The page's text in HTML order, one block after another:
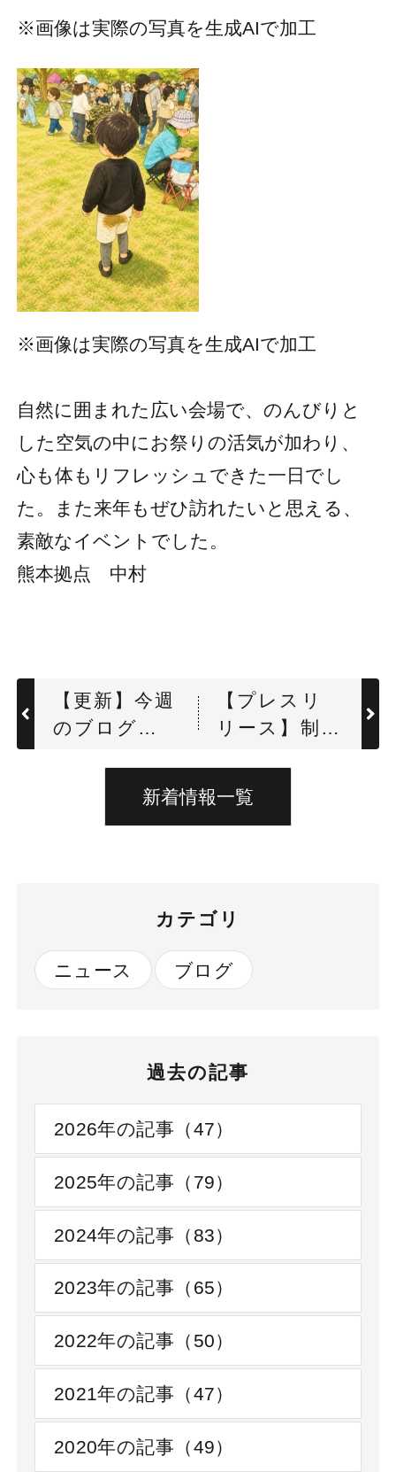
※画像は実際の写真を生成AIで加工
※画像は実際の写真を生成AIで加工
自然に囲まれた広い会場で、のんびりと
した空気の中にお祭りの活気が加わり、
心も体もリフレッシュできた一日でし
た。また来年もぜひ訪れたいと思える、
素敵なイベントでした。
熊本拠点 中村
【更新】今週
のブログを
【プレスリ
リース】制服
夏用アイテム
新着情報一覧
カテゴリ
ニュース ブログ
過去の記事
2026年の記事（47）
2025年の記事（79）
2024年の記事（83）
2023年の記事（65）
2022年の記事（50）
2021年の記事（47）
2020年の記事（49）